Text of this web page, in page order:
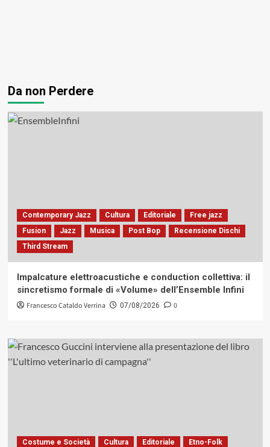
Da non Perdere
Contemporary Jazz Cultura Editoriale
Free jazz
Fusion
Jazz Musica Post Bop
Recensione Dischi
Third Stream
Impalcature elettroacustiche e conduction collettiva: il
sincretismo formale di «Volume» dell’Ensemble Infini
Francesco Cataldo Verrina 07/08/2026 0
Costume e Società Cultura Editoriale
Etno-Folk